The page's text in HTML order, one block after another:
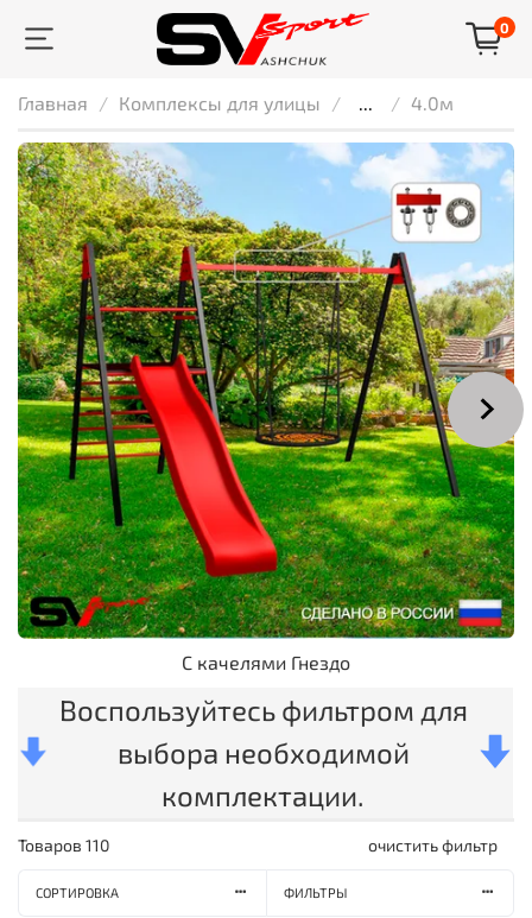
0
Главная Комплексы для улицы ... 4.0м
С качелями Гнездо
Воспользуйтесь фильтром для
выбора необходимой
комплектации.
Товаров 110 очистить фильтр
СОРТИРОВКА ФИЛЬТРЫ